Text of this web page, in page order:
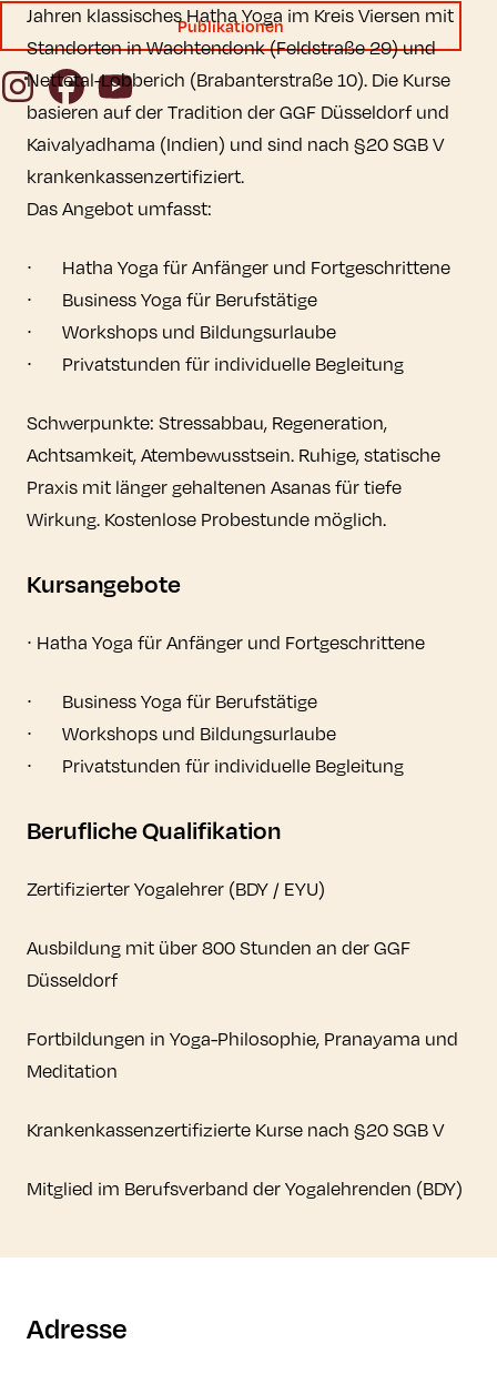
Publikationen
InstagramFacebookYouTube
Jahren klassisches Hatha Yoga im Kreis Viersen mit
Standorten in Wachtendonk (Feldstraße 29) und
Nettetal-Lobberich (Brabanterstraße 10). Die Kurse
basieren auf der Tradition der GGF Düsseldorf und
Kaivalyadhama (Indien) und sind nach §20 SGB V
krankenkassenzertifiziert.
Das Angebot umfasst:
∙	Hatha Yoga für Anfänger und Fortgeschrittene
∙	Business Yoga für Berufstätige
∙	Workshops und Bildungsurlaube
Schwerpunkte: Stressabbau, Regeneration,
Achtsamkeit, Atembewusstsein. Ruhige, statische
Praxis mit länger gehaltenen Asanas für tiefe
Wirkung. Kostenlose Probestunde möglich.
Kursangebote
∙ Hatha Yoga für Anfänger und Fortgeschrittene
∙	Business Yoga für Berufstätige
∙	Workshops und Bildungsurlaube
Berufliche Qualifikation
Zertifizierter Yogalehrer (BDY / EYU)
Ausbildung mit über 800 Stunden an der GGF
Düsseldorf
Fortbildungen in Yoga-Philosophie, Pranayama und
Meditation
Krankenkassenzertifizierte Kurse nach §20 SGB V
Mitglied im Berufsverband der Yogalehrenden (BDY)
Adresse